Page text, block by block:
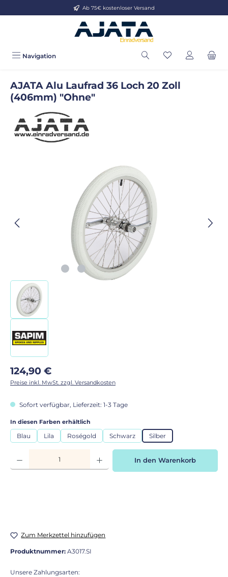
Zum Hauptinhalt springenAb 75€ kostenloser Versand
Navigation
AJATA Alu Laufrad 36 Loch 20 Zoll
(406mm) "Ohne"
Regulärer Preis:
124,90 €
Preise inkl. MwSt. zzgl. Versandkosten
Sofort verfügbar, Lieferzeit: 1-3 Tage
In diesen Farben erhältlich
Blau Lila Roségold Schwarz Silber
Produkt Anzahl: Gib den gewünschten Wert ein oder benutze die
In den Warenkorb
Zum Merkzettel hinzufügen
Produktnummer: A3017.SI
Unsere Zahlungsarten: